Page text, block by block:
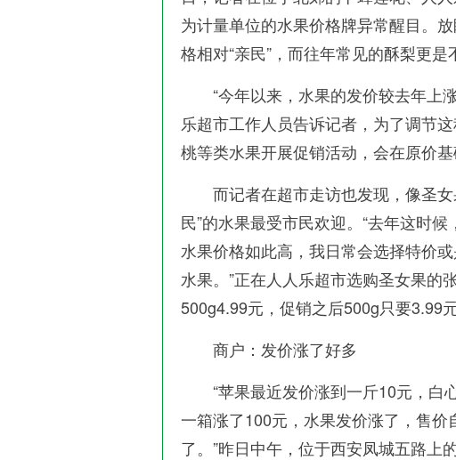
为计量单位的水果价格牌异常醒目。
格相对“亲民”，而往年常见的酥梨更是
“今年以来，水果的发价较去年上
乐超市工作人员告诉记者，为了调节
桃等类水果开展促销活动，会在原价
而记者在超市走访也发现，像圣女
民”的水果最受市民欢迎。“去年这时
水果价格如此高，我日常会选择特价
水果。”正在人人乐超市选购圣女果的
500g4.99元，促销之后500g只要3.99元
商户：发价涨了好多
“苹果最近发价涨到一斤10元，白
一箱涨了100元，水果发价涨了，售
了。”昨日中午，位于西安凤城五路上